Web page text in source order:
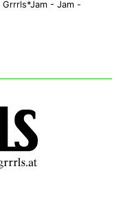
Grrrls*Jam - Jam -